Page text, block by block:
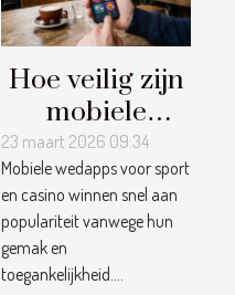
Hoe veilig zijn
mobiele
wedapps voor
sport en
casino?
23 maart 2026 09:34
Mobiele wedapps voor sport
en casino winnen snel aan
populariteit vanwege hun
gemak en
toegankelijkheid....